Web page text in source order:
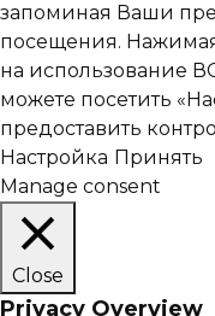
запоминая Ваши
посещения.
на использование
можете посетить
предоставить
Настройка Принять
Manage consent
Close
Privacy Overview